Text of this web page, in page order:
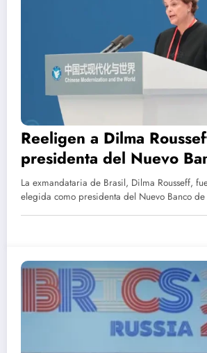
Reeligen a Dilma
presidenta del Nuevo
Desarrollo de los BRICS
La exmandataria de Brasil, Dilma Rousseff,
elegida como presidenta del Nuevo Banco